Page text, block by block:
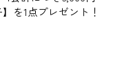
を1点プレゼント！